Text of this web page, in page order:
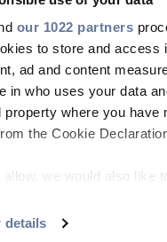
our 1022 partners
to store and access
ad and content
in who uses your data
property where you
the Cookie
allow, we would also like to:
details
INSIGHT